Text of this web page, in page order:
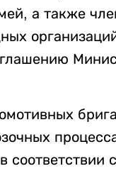
а также